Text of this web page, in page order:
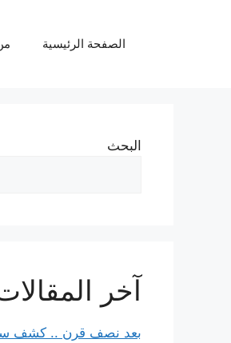
الصفحة الرئيسية
البحث
آخر
بعد نصف قرن .. كشف